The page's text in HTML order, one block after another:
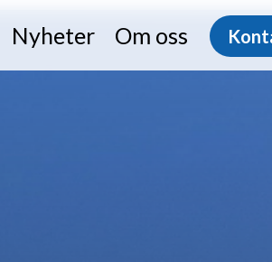
Nyheter Om oss